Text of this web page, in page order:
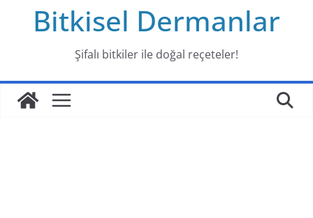
Bitkisel Dermanlar
Şifalı bitkiler ile doğal reçeteler!